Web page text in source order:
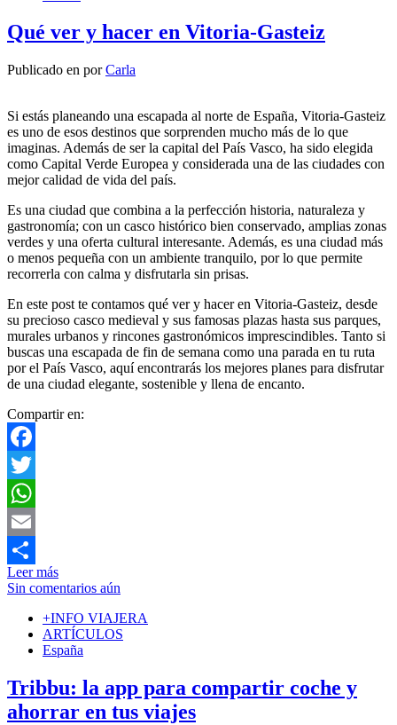
Qué ver y hacer en Vitoria-Gasteiz
Publicado en porCarla
Si estás planeando una escapada al norte de España, Vitoria-Gasteiz
es uno de esos destinos que sorprenden mucho más de lo que
imaginas. Además de ser la capital del País Vasco, ha sido elegida
como Capital Verde Europea y considerada una de las ciudades con
mejor calidad de vida del país.
Es una ciudad que combina a la perfección historia, naturaleza y
gastronomía; con un casco histórico bien conservado, amplias zonas
verdes y una oferta cultural interesante. Además, es una ciudad más
o menos pequeña con un ambiente tranquilo, por lo que permite
recorrerla con calma y disfrutarla sin prisas.
En este post te contamos qué ver y hacer en Vitoria-Gasteiz, desde
su precioso casco medieval y sus famosas plazas hasta sus parques,
murales urbanos y rincones gastronómicos imprescindibles. Tanto si
buscas una escapada de fin de semana como una parada en tu ruta
por el País Vasco, aquí encontrarás los mejores planes para disfrutar
de una ciudad elegante, sostenible y llena de encanto.
Compartir en:
Facebook
Twitter
WhatsApp
Email
Compartir
Leer más
Sin comentarios aún
+INFO VIAJERA
ARTÍCULOS
España
Tribbu: la app para compartir coche y
ahorrar en tus viajes